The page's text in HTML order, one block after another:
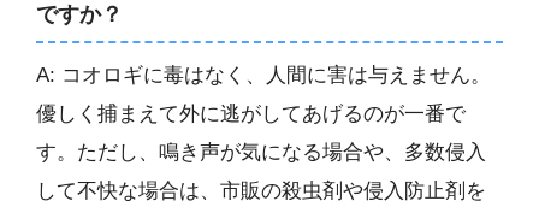
ですか？
A: コオロギに毒はなく、人間に害は与えません。
優しく捕まえて外に逃がしてあげるのが一番で
す。ただし、鳴き声が気になる場合や、多数侵入
して不快な場合は、市販の殺虫剤や侵入防止剤を